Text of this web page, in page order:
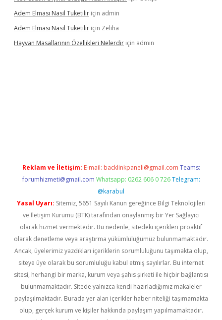
Adem Elması Nasil Tuketilir için admin
Adem Elması Nasil Tuketilir için Zeliha
Hayvan Masallarının Özellikleri Nelerdir için admin
Reklam ve İletişim: E-mail: backlinkpaneli@gmail.com Teams:
forumhizmeti@gmail.com Whatsapp: 0262 606 0 726 Telegram:
@karabul
Yasal Uyarı: Sitemiz, 5651 Sayılı Kanun gereğince Bilgi Teknolojileri
ve İletişim Kurumu (BTK) tarafından onaylanmış bir Yer Sağlayıcı
olarak hizmet vermektedir. Bu nedenle, sitedeki içerikleri proaktif
olarak denetleme veya araştırma yükümlülüğümüz bulunmamaktadır.
Ancak, üyelerimiz yazdıkları içeriklerin sorumluluğunu taşımakta olup,
siteye üye olarak bu sorumluluğu kabul etmiş sayılırlar. Bu internet
sitesi, herhangi bir marka, kurum veya şahıs şirketi ile hiçbir bağlantısı
bulunmamaktadır. Sitede yalnızca kendi hazırladığımız makaleler
paylaşılmaktadır. Burada yer alan içerikler haber niteliği taşımamakta
olup, gerçek kurum ve kişiler hakkında paylaşım yapılmamaktadır.